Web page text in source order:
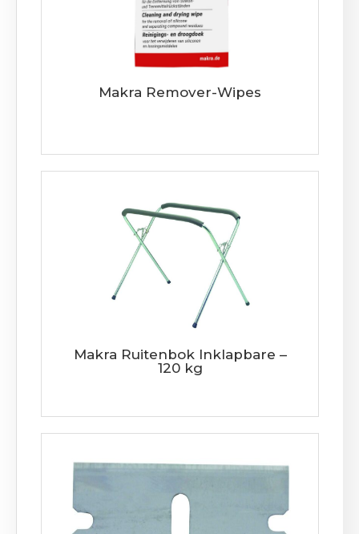
Makra Remover-Wipes
Makra Ruitenbok Inklapbare –
120 kg